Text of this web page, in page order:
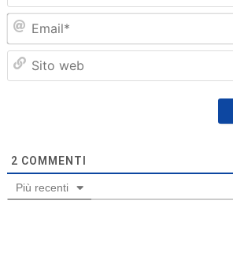
2 COMMENTI
Più recenti